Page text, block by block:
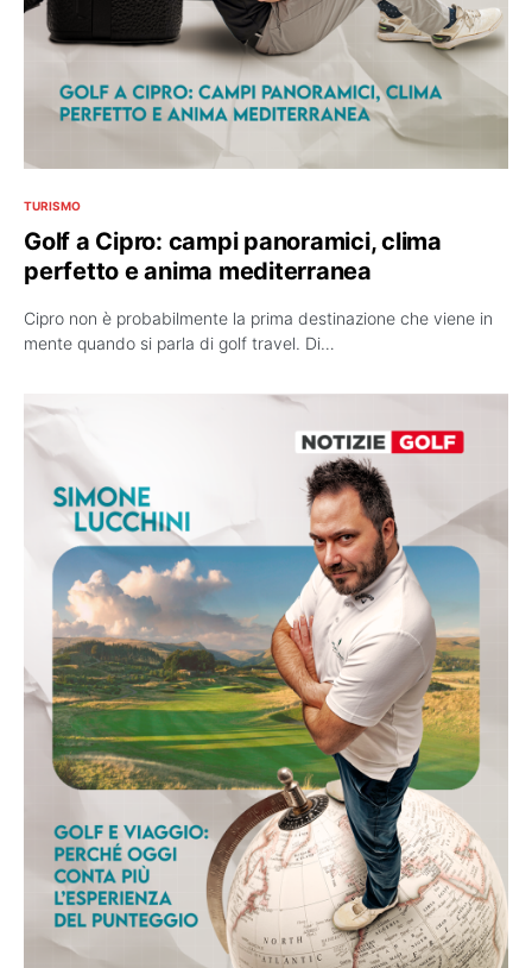
TURISMO
Golf a Cipro: campi panoramici, clima
perfetto e anima mediterranea
Cipro non è probabilmente la prima destinazione che viene in
mente quando si parla di golf travel. Di…